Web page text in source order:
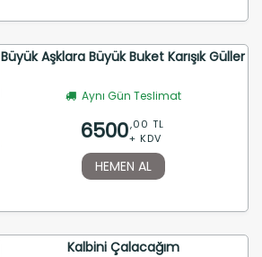
Büyük Aşklara Büyük Buket Karışık Güller
Aynı Gün Teslimat
6500,00 TL
+ KDV
HEMEN AL
Kalbini Çalacağım